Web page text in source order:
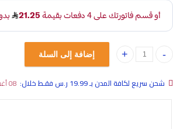
شريحة بوري كامري 2012-2016، هايلكس 2016 quantity إضافة إلى السلة
شحن سريع لكافة المدن بـ 19.99 ر.س فقـط خلال: 08 أغسطس - 06 سبتمبر